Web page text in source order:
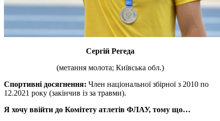
Сергій Регеда
(метання молота; Київська обл.)
Спортивні досягнення: Член національної збірної з 2010 по
12.2021 року (закінчив із за травми).
Я хочу ввійти до Комітету атлетів ФЛАУ, тому що…